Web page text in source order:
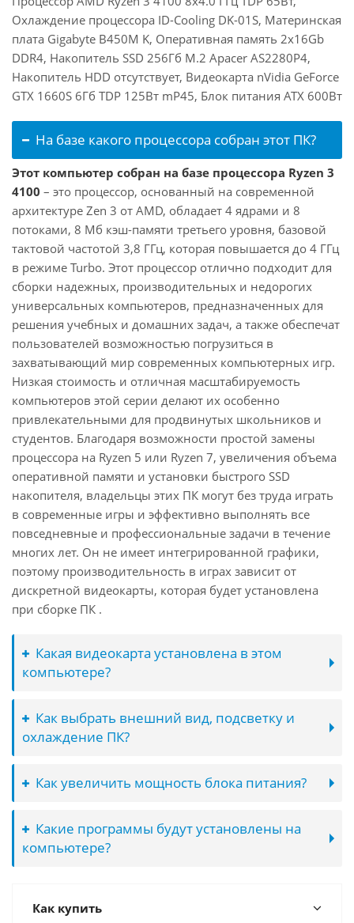
Охлаждение процессора ID-Cooling DK-01S, Материнская
плата Gigabyte B450M K, Оперативная память 2x16Gb
DDR4, Накопитель SSD 256Гб M.2 Apacer AS2280P4,
Накопитель HDD отсутствует, Видеокарта nVidia GeForce
GTX 1660S 6Гб TDP 125Вт mP45, Блок питания ATX 600Вт
На базе какого процессора собран этот ПК?
Этот компьютер собран на базе процессора Ryzen 3
4100 – это процессор, основанный на современной
архитектуре Zen 3 от AMD, обладает 4 ядрами и 8
потоками, 8 Мб кэш-памяти третьего уровня, базовой
тактовой частотой 3,8 ГГц, которая повышается до 4 ГГц
в режиме Turbo. Этот процессор отлично подходит для
сборки надежных, производительных и недорогих
универсальных компьютеров, предназначенных для
решения учебных и домашних задач, а также обеспечат
пользователей возможностью погрузиться в
захватывающий мир современных компьютерных игр.
Низкая стоимость и отличная масштабируемость
компьютеров этой серии делают их особенно
привлекательными для продвинутых школьников и
студентов. Благодаря возможности простой замены
процессора на Ryzen 5 или Ryzen 7, увеличения объема
оперативной памяти и установки быстрого SSD
накопителя, владельцы этих ПК могут без труда играть
в современные игры и эффективно выполнять все
повседневные и профессиональные задачи в течение
многих лет. Он не имеет интегрированной графики,
поэтому производительность в играх зависит от
дискретной видеокарты, которая будет установлена
при сборке ПК .
Какая видеокарта установлена в этом
компьютере?
Как выбрать внешний вид, подсветку и
охлаждение ПК?
Как увеличить мощность блока питания?
Какие программы будут установлены на
компьютере?
Как купить